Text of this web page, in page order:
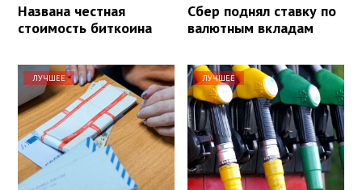
Названа честная
стоимость биткоина
Сбер поднял ставку по
валютным вкладам
ЛУЧШЕЕ ЛУЧШЕЕ